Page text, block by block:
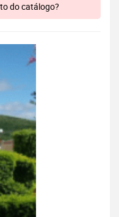
do catálogo?